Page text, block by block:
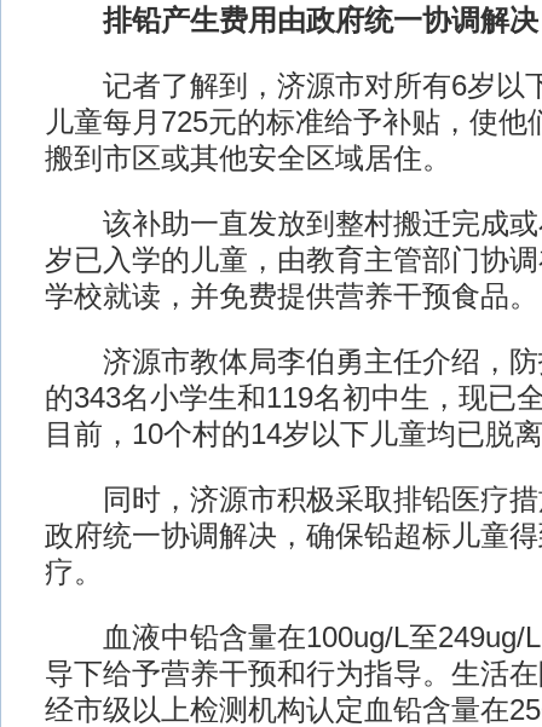
排铅产生费用由政府统一协调解决
记者了解到，济源市对所有6岁以
儿童每月725元的标准给予补贴，使他
搬到市区或其他安全区域居住。
该补助一直发放到整村搬迁完成或
岁已入学的儿童，由教育主管部门协
学校就读，并免费提供营养干预食品。
济源市教体局李伯勇主任介绍，防
的343名小学生和119名初中生，现已
目前，10个村的14岁以下儿童均已脱
同时，济源市积极采取排铅医疗措
政府统一协调解决，确保铅超标儿童
疗。
血液中铅含量在100ug/L至249ug/L
导下给予营养干预和行为指导。生活
经市级以上检测机构认定血铅含量在